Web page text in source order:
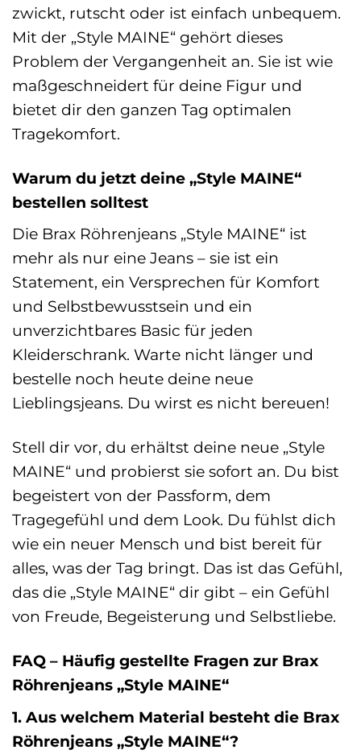
zwickt, rutscht oder ist einfach unbequem.
Mit der „Style MAINE“ gehört dieses
Problem der Vergangenheit an. Sie ist wie
maßgeschneidert für deine Figur und
bietet dir den ganzen Tag optimalen
Tragekomfort.
Warum du jetzt deine „Style MAINE“
bestellen solltest
Die Brax Röhrenjeans „Style MAINE“ ist
mehr als nur eine Jeans – sie ist ein
Statement, ein Versprechen für Komfort
und Selbstbewusstsein und ein
unverzichtbares Basic für jeden
Kleiderschrank. Warte nicht länger und
bestelle noch heute deine neue
Lieblingsjeans. Du wirst es nicht bereuen!
Stell dir vor, du erhältst deine neue „Style
MAINE“ und probierst sie sofort an. Du bist
begeistert von der Passform, dem
Tragegefühl und dem Look. Du fühlst dich
wie ein neuer Mensch und bist bereit für
alles, was der Tag bringt. Das ist das Gefühl,
das die „Style MAINE“ dir gibt – ein Gefühl
von Freude, Begeisterung und Selbstliebe.
FAQ – Häufig gestellte Fragen zur Brax
Röhrenjeans „Style MAINE“
1. Aus welchem Material besteht die Brax
Röhrenjeans „Style MAINE“?